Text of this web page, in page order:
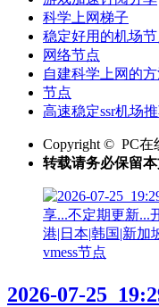
科学上网梯子
稳定好用的机场节
网络节点
自建科学上网的
节点
高速稳定ssr机场
Copyright © PC
转载请务必保留本
vmess节点
2026-07-